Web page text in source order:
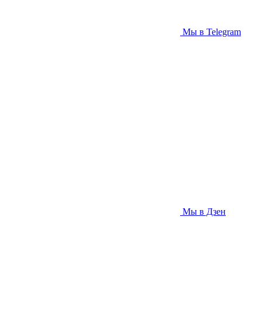
Мы в Telegram
Мы в Дзен